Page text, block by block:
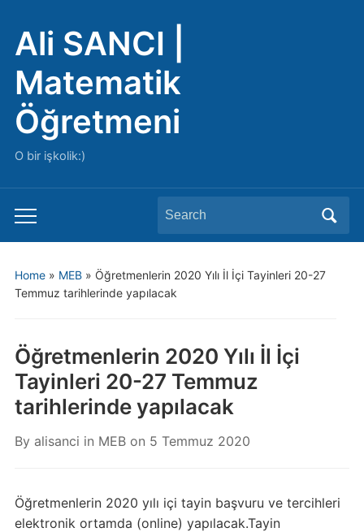
Ali SANCI |
Matematik
Öğretmeni
O bir işkolik:)
Toggle
mobile
Search
for:
Home» MEB» Öğretmenlerin 2020 Yılı İl İçi Tayinleri 20-27
Temmuz tarihlerinde yapılacak
Öğretmenlerin 2020 Yılı İl İçi
Tayinleri 20-27 Temmuz
tarihlerinde yapılacak
By alisanci in MEBon 5 Temmuz 2020
Öğretmenlerin 2020 yılı içi tayin başvuru ve tercihleri
elektronik ortamda (online) yapılacak.Tayin